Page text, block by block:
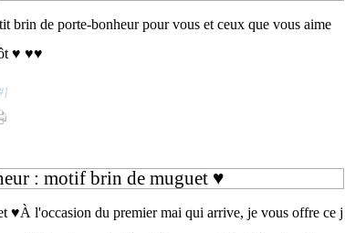
brin de porte-bonheur pour vous et ceux que vous aime
♥ ♥♥
]
: motif brin de muguet ♥
À l'occasion du premier mai qui arrive, je vous offre ce j